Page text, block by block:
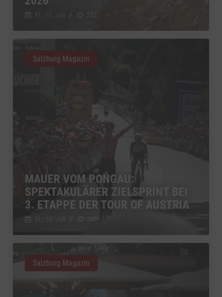
Fr., 17. Juli // 255
MAUER VOM PONGAU:
SPEKTAKULÄRER ZIELSPRINT BEI
3. ETAPPE DER TOUR OF AUSTRIA
Salzburg Magazin
Salzburg Magazin